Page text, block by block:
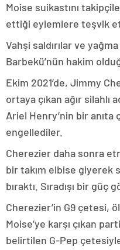
Moise suikastını
ettiği eylemlere teşvik
Vahşi saldırılar ve
Barbekü’nün hakim
Ekim 2021’de, Jimmy
ortaya çıkan ağır silahlı
Ariel Henry’nin bir anıta
engellediler.
Cherezier daha sonra
bir takım elbise giyerek
bıraktı. Sıradışı bir güç
Cherezier’in G9 çetesi,
Moise’ye karşı çıkan
belirtilen G-Pep